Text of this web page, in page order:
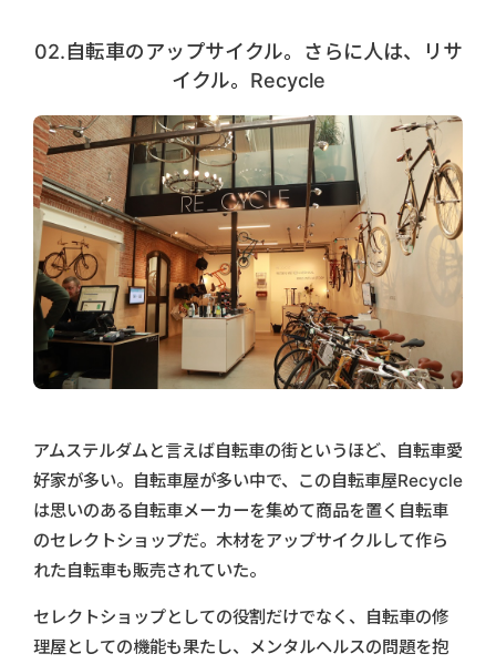
02.自転車のアップサイクル。さらに人は、リサ
イクル。Recycle
アムステルダムと言えば自転車の街というほど、自転車愛
好家が多い。自転車屋が多い中で、この自転車屋Recycle
は思いのある自転車メーカーを集めて商品を置く自転車
のセレクトショップだ。木材をアップサイクルして作ら
れた自転車も販売されていた。
セレクトショップとしての役割だけでなく、自転車の修
理屋としての機能も果たし、メンタルヘルスの問題を抱